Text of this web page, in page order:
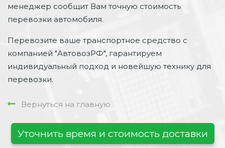
менеджер сообщит Вам точную стоимость
перевозки автомобиля.
Перевозите ваше транспортное средство с
компанией "АвтовозРФ", гарантируем
индивидуальный подход и новейшую технику для
перевозки.
Вернуться на главную
Уточнить время и стоимость доставки